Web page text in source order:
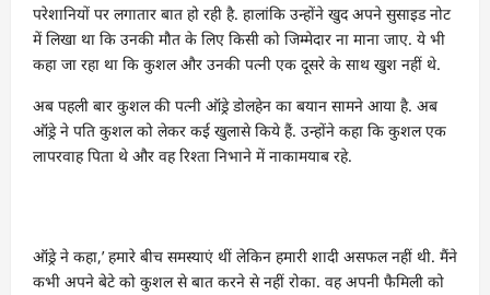
परेशानियों पर लगातार बात हो रही है. हालांकि उन्होंने खुद अपने सुसाइड नोट
में लिखा ‌था कि उनकी मौत के लिए किसी को जिम्मेदार ना माना जाए. ये भी
कहा जा रहा था कि कुशल और उनकी पत्नी एक दूसरे के साथ खुश नहीं थे.
अब पहली बार कुशल की पत्‍नी ऑड्रे डोलहेन का बयान सामने आया है. अब
ऑड्रे ने पति कुशल को लेकर कई खुलासे किये हैं. उन्‍होंने कहा कि कुशल एक
लापरवाह पिता थे और वह रिश्‍ता निभाने में नाकामयाब रहे.
ऑड्रे ने कहा,’ हमारे बीच समस्‍याएं थीं लेकिन हमारी शादी असफल नहीं थी. मैंने
कभी अपने बेटे को कुशल से बात करने से नहीं रोका. वह अपनी फैमिली को